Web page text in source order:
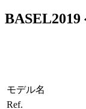
モデル名
Ref.